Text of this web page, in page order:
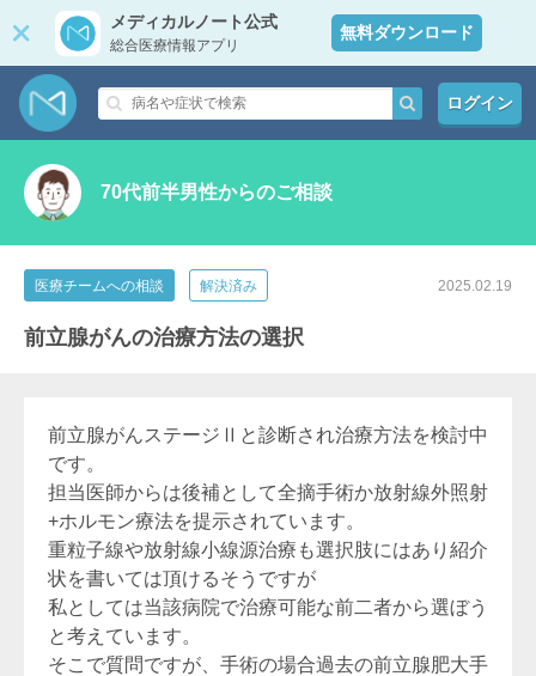
メディカルノート公式
総合医療情報アプリ
無料ダウンロード
ログイン
70代前半男性からのご相談
医療チームへの相談 解決済み 2025.02.19
前立腺がんの治療方法の選択
前立腺がんステージⅡと診断され治療方法を検討中
です。
担当医師からは後補として全摘手術か放射線外照射
+ホルモン療法を提示されています。
重粒子線や放射線小線源治療も選択肢にはあり紹介
状を書いては頂けるそうですが
私としては当該病院で治療可能な前二者から選ぼう
と考えています。
そこで質問ですが、手術の場合過去の前立腺肥大手